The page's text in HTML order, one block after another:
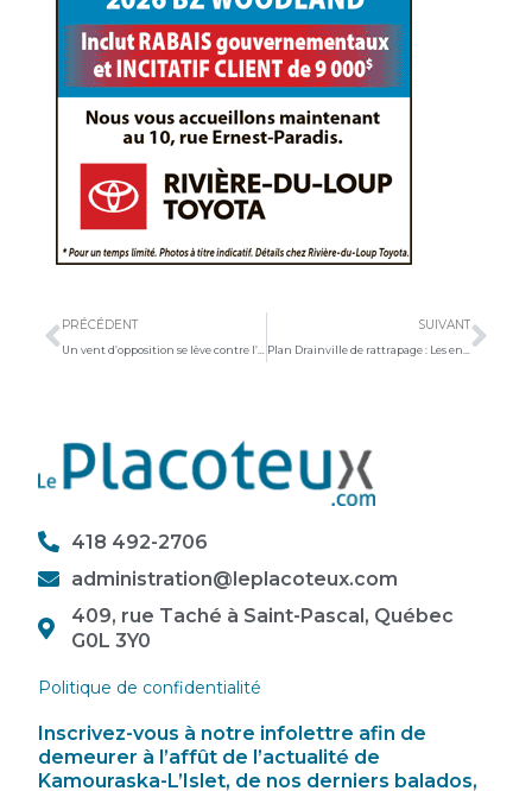
PRÉCÉDENT
Un vent d’opposition se lève contre l’éolien
SUIVANT
418 492-2706
administration@leplacoteux.com
409, rue Taché à Saint-Pascal, Québec
G0L 3Y0
Politique de confidentialité
Inscrivez-vous à notre infolettre afin de
demeurer à l’affût de l’actualité de
Kamouraska-L’Islet, de nos derniers balados,